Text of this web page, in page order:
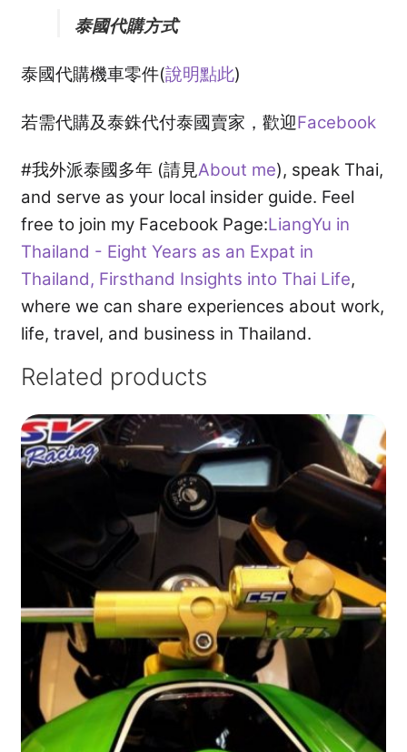
Privacy
泰國代購方式
泰國代購機車零件(說明點此)
若需代購及泰銖代付泰國賣家，歡迎Facebook
#我外派泰國多年 (請見About me), speak Thai,
and serve as your local insider guide. Feel
free to join my Facebook Page:LiangYu in
Thailand - Eight Years as an Expat in
Thailand, Firsthand Insights into Thai Life,
where we can share experiences about work,
life, travel, and business in Thailand.
Related products